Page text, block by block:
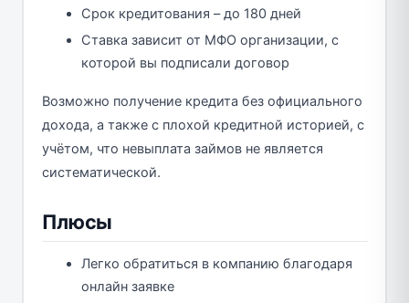
Срок кредитования – до 180 дней
Ставка зависит от МФО организации, с
которой вы подписали договор
Возможно получение кредита без официального
дохода, а также с плохой кредитной историей, с
учётом, что невыплата займов не является
систематической.
Плюсы
Легко обратиться в компанию благодаря
онлайн заявке